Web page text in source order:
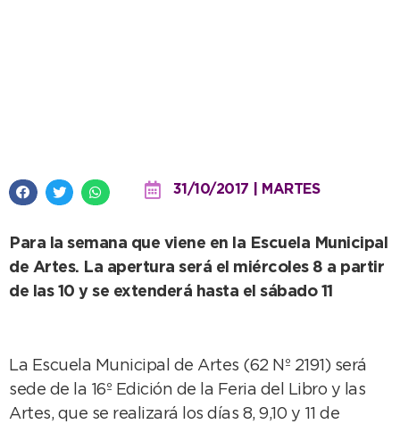
31/10/2017 | MARTES
Para la semana que viene en la Escuela Municipal
de Artes. La apertura será el miércoles 8 a partir
de las 10 y se extenderá hasta el sábado 11
La Escuela Municipal de Artes (62 Nº 2191) será
sede de la 16º Edición de la Feria del Libro y las
Artes, que se realizará los días 8, 9,10 y 11 de